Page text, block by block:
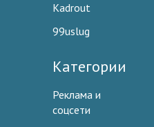
Kadrout
99uslug
Категории
Реклама и
соцсети